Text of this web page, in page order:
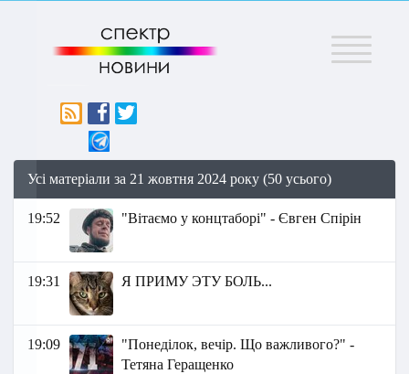
Меню
Усі матеріали за 21 жовтня 2024 року (50 усього)
19:52 "Вітаємо у концтаборі" - Євген Спірін
19:31 Я ПРИМУ ЭТУ БОЛЬ...
19:09
"Понеділок, вечір. Що важливого?" -
Тетяна Геращенко